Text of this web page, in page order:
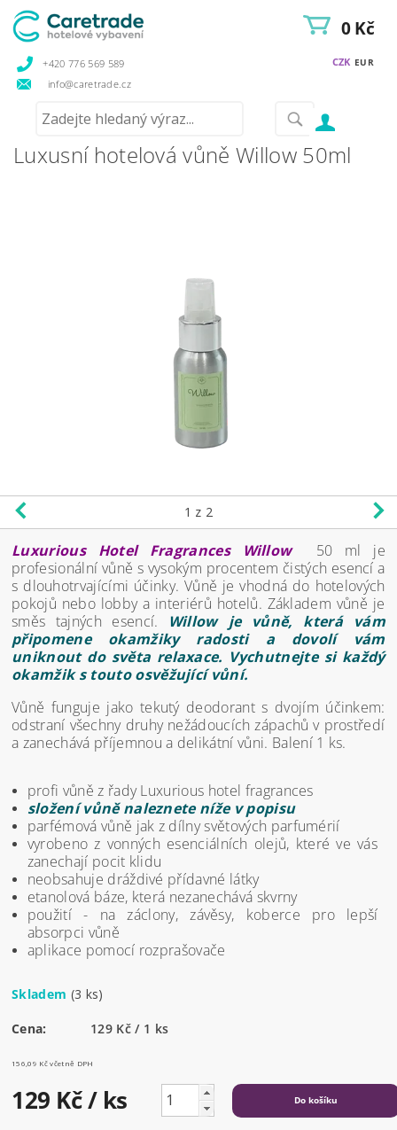
+420 776 569 589
info@caretrade.cz
CZK EUR
0 Kč
Luxusní hotelová vůně Willow 50ml
1 z 2
Luxurious Hotel Fragrances Willow
50 ml je
profesionální vůně s vysokým procentem čistých esencí a
s dlouhotrvajícími účinky. Vůně je vhodná do hotelových
pokojů nebo lobby a interiérů hotelů. Základem vůně je
směs tajných esencí. Willow je vůně, která vám
připomene okamžiky radosti a dovolí vám
uniknout do světa relaxace. Vychutnejte si každý
okamžik s touto osvěžující vůní.
Vůně funguje jako tekutý deodorant s dvojím účinkem:
odstraní všechny druhy nežádoucích zápachů v prostředí
a zanechává příjemnou a delikátní vůni. Balení 1 ks.
profi vůně z řady Luxurious hotel fragrances
složení vůně naleznete níže v popisu
parfémová vůně jak z dílny světových parfumérií
vyrobeno z vonných esenciálních olejů, které ve vás
zanechají pocit klidu
neobsahuje dráždivé přídavné látky
etanolová báze, která nezanechává skvrny
použití - na záclony, závěsy, koberce pro lepší
absorpci vůně
aplikace pomocí rozprašovače
Skladem (3 ks)
Cena: 129 Kč / 1 ks
156,09 Kč včetně DPH
129 Kč/ ks